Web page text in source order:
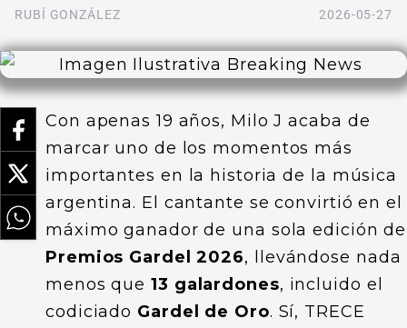
RUBÍ GONZÁLEZ 2026-05-27
Con apenas 19 años, Milo J acaba de
marcar uno de los momentos más
importantes en la historia de la música
argentina. El cantante se convirtió en el
máximo ganador de una sola edición
Premios Gardel 2026, llevándose nada
menos que13 galardones, incluido el
codiciado Gardel de Oro. Sí, TRECE